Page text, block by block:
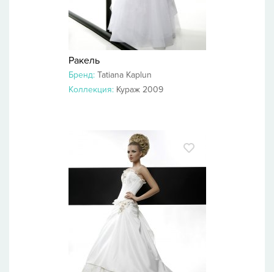
Ракель
Бренд: Tatiana Kaplun
Коллекция: Кураж 2009